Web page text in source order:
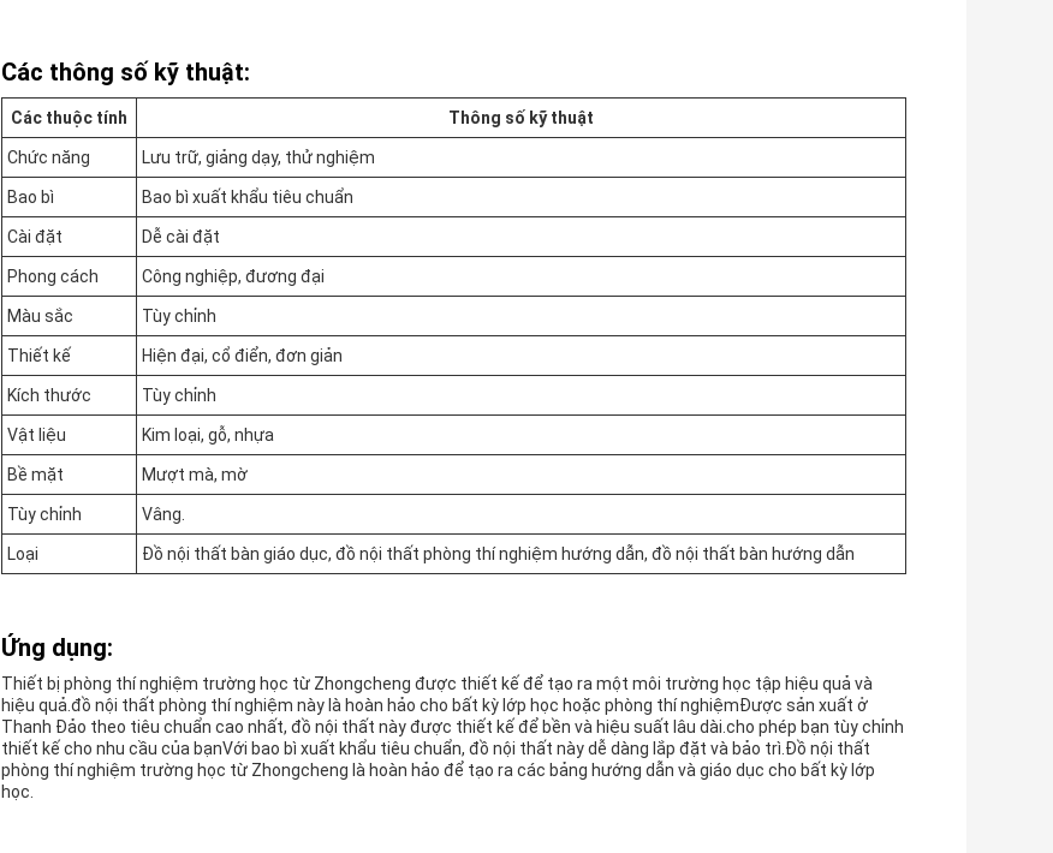
Các thông số kỹ thuật:
Các thuộc tính Thông số kỹ thuật
Chức năng Lưu trữ, giảng dạy, thử nghiệm
Bao bì Bao bì xuất khẩu tiêu chuẩn
Cài đặt Dễ cài đặt
Phong cách Công nghiệp, đương đại
Màu sắc Tùy chỉnh
Thiết kế Hiện đại, cổ điển, đơn giản
Kích thước Tùy chỉnh
Vật liệu Kim loại, gỗ, nhựa
Bề mặt Mượt mà, mờ
Tùy chỉnh Vâng.
Loại Đồ nội thất bàn giáo dục, đồ nội thất phòng thí nghiệm hướng dẫn, đồ nội thất bàn hướng dẫn
Ứng dụng:
Thiết bị phòng thí nghiệm trường học từ Zhongcheng được thiết kế để tạo ra một môi trường học tập hiệu quả và
hiệu quả.đồ nội thất phòng thí nghiệm này là hoàn hảo cho bất kỳ lớp học hoặc phòng thí nghiệmĐược sản xuất ở
Thanh Đảo theo tiêu chuẩn cao nhất, đồ nội thất này được thiết kế để bền và hiệu suất lâu dài.cho phép bạn tùy chỉnh
thiết kế cho nhu cầu của bạnVới bao bì xuất khẩu tiêu chuẩn, đồ nội thất này dễ dàng lắp đặt và bảo trì.Đồ nội thất
phòng thí nghiệm trường học từ Zhongcheng là hoàn hảo để tạo ra các bảng hướng dẫn và giáo dục cho bất kỳ lớp
học.